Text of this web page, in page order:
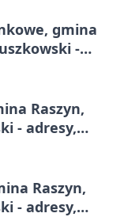
gmina
-
Raszyn,
- adresy,
Raszyn,
- adresy,